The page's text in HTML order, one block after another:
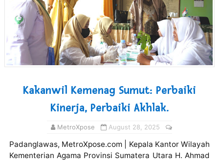
Kakanwil Kemenag Sumut: Perbaiki
Kinerja, Perbaiki Akhlak.
MetroXpose August 28, 2025
Padanglawas, MetroXpose.com | Kepala Kantor Wilayah
Kementerian Agama Provinsi Sumatera Utara H. Ahmad